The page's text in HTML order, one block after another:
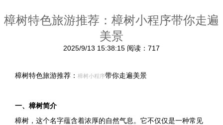
樟树特色旅游推荐：樟树小程序带你走遍
美景
2025/9/13 15:38:15 阅读：717
樟树特色旅游推荐： 樟树小程序带你走遍美景
一、樟树简介
樟树，这个名字蕴含着浓厚的自然气息。它不仅仅是一种常见